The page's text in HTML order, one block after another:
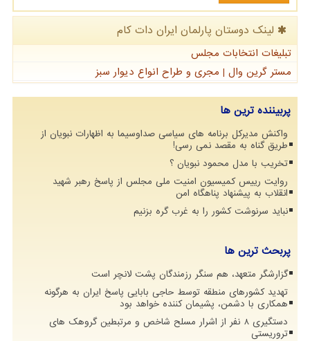
لینک دوستان پارلمان ایران دات كام
تبلیغات انتخابات مجلس
مستر گرین وال | مجری و طراح انواع دیوار سبز
پربیننده ترین ها
واکنش مدیرکل برنامه های سیاسی صداوسیما به اظهارات نبویان از
طریق گناه به مقصد نمی رسی!
تخریب با مدل محمود نبویان ؟
روایت رییس کمیسیون امنیت ملی مجلس از پاسخ رهبر شهید
انقلاب به پیشنهاد پناهگاه امن
نباید سرنوشت کشور را به غرب گره بزنیم
پربحث ترین ها
گزارشگر متعهد، هم سنگر رزمندگان پشت لانچر است
تهدید کشورهای منطقه توسط حاجی بابایی پاسخ ایران به هرگونه
همکاری با دشمن، پشیمان کننده خواهد بود
دستگیری 8 نفر از اشرار مسلح شاخص و مرتبطین گروهک های
تروریستی